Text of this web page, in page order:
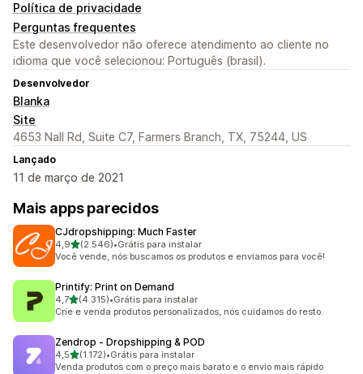
Política de privacidade
Perguntas frequentes
Este desenvolvedor não oferece atendimento ao cliente no
idioma que você selecionou: Português (brasil).
Desenvolvedor
Blanka
Site
4653 Nall Rd, Suite C7, Farmers Branch, TX, 75244, US
Lançado
11 de março de 2021
Mais apps parecidos
CJdropshipping: Much Faster
4,9de 5 estrelas
(2.546)
2546 avaliações ao todo
•Grátis para instalar
Você vende, nós buscamos os produtos e enviamos para você!
Printify: Print on Demand
4,7de 5 estrelas
(4.315)
4315 avaliações ao todo
•Grátis para instalar
Crie e venda produtos personalizados, nós cuidamos do resto.
Zendrop ‑ Dropshipping & POD
4,5de 5 estrelas
(1.172)
1172 avaliações ao todo
•Grátis para instalar
Venda produtos com o preço mais barato e o envio mais rápido